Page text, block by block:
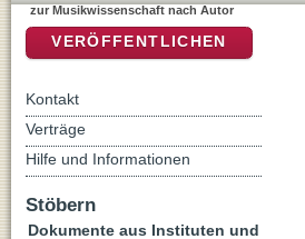
zur Musikwissenschaft nach Autor
VERÖFFENTLICHEN
Kontakt
Verträge
Hilfe und Informationen
Stöbern
Dokumente aus Instituten und